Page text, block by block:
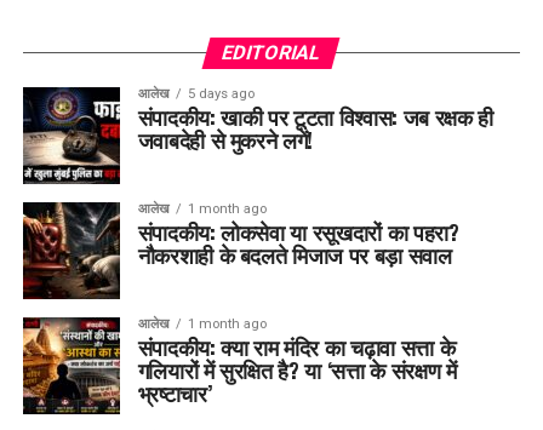
EDITORIAL
आलेख 5 days ago
संपादकीय: खाकी पर टूटता विश्वास: जब रक्षक ही
जवाबदेही से मुकरने लगें!
आलेख 1 month ago
संपादकीय: लोकसेवा या रसूखदारों का पहरा?
नौकरशाही के बदलते मिजाज पर बड़ा सवाल
आलेख 1 month ago
संपादकीय: क्या राम मंदिर का चढ़ावा सत्ता के
गलियारों में सुरक्षित है? या ‘सत्ता के संरक्षण में
भ्रष्टाचार’